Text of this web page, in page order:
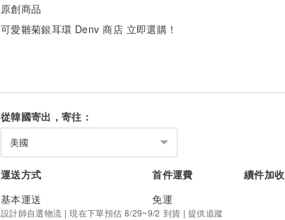
原創商品
可愛雛菊銀耳環 Denv 商店 立即選購！
從韓國寄出，寄往：
美國
運送方式 首件運費
續件加收
基本運送
免運
設計師自選物流 | 現在下單預估 8/29~9/2 到貨 | 提供追蹤